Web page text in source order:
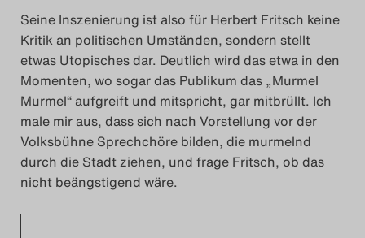
Seine Inszenierung ist also für Herbert Fritsch keine
Kritik an politischen Umständen, sondern stellt
etwas Utopisches dar. Deutlich wird das etwa in den
Momenten, wo sogar das Publikum das „Murmel
Murmel“ aufgreift und mitspricht, gar mitbrüllt. Ich
male mir aus, dass sich nach Vorstellung vor der
Volksbühne Sprechchöre bilden, die murmelnd
durch die Stadt ziehen, und frage Fritsch, ob das
nicht beängstigend wäre.